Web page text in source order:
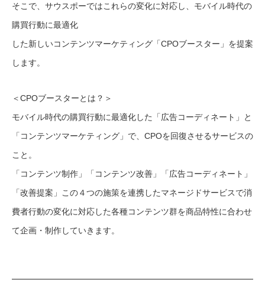
そこで、サウスポーではこれらの変化に対応し、モバイル時代の
購買行動に最適化
した新しいコンテンツマーケティング「CPOブースター」を提案
します。
＜CPOブースターとは？＞
モバイル時代の購買行動に最適化した「広告コーディネート」と
「コンテンツマーケティング」で、CPOを回復させるサービスの
こと。
「コンテンツ制作」「コンテンツ改善」「広告コーディネート」
「改善提案」この４つの施策を連携したマネージドサービスで消
費者行動の変化に対応した各種コンテンツ群を商品特性に合わせ
て企画・制作していきます。